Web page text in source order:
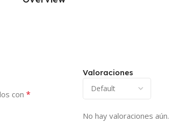
Valoraciones
No hay valoraciones aún.
con *